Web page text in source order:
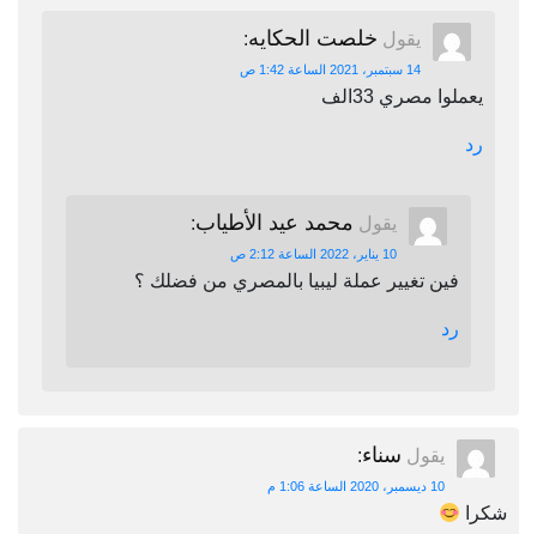
يقول خلصت الحكايه:
14 سبتمبر، 2021 الساعة 1:42 ص
يعملوا مصري 33الف
رد
يقول محمد عيد الأطياب:
10 يناير، 2022 الساعة 2:12 ص
فين تغيير عملة ليبيا بالمصري من فضلك ؟
رد
يقول سناء:
10 ديسمبر، 2020 الساعة 1:06 م
شكرا